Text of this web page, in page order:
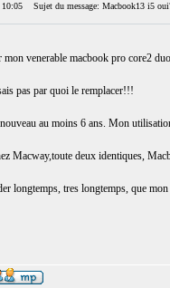
Sujet du message: Macbook13 i5
mon venerable macbook pro core2
pas par quoi le remplacer!!!
au moins 6 ans. Mon
Macway,toute deux identiques,
longtemps, tres longtemps, que